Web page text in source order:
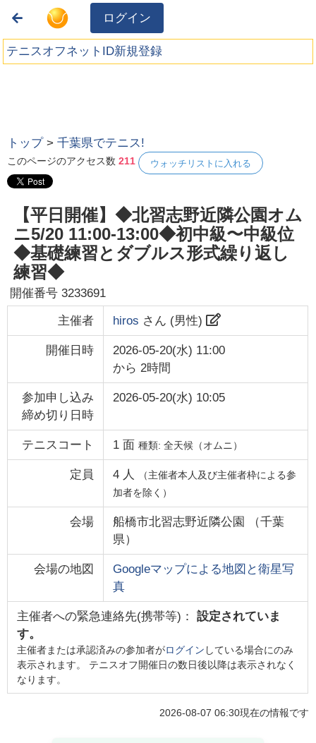
ログイン
テニスオフネットID新規登録
トップ >千葉県でテニス!
このページのアクセス数211 ウォッチリストに入れる
【平日開催】◆北習志野近隣公園オム
ニ5/20 11:00-13:00◆初中級〜中級位
◆基礎練習とダブルス形式繰り返し
練習◆
開催番号3233691
主催者 hiros さん (男性)
開催日時
2026-05-20(水) 11:00
から 2時間
参加申し込み
締め切り日時
2026-05-20(水) 10:05
テニスコート 1面 種類: 全天候（オムニ）
定員 4 人
（主催者本人及び主催者枠による参
加者を除く）
会場 船橋市北習志野近隣公園 （千葉
県）
会場の地図
Googleマップによる地図と衛星写
真
主催者への緊急連絡先(携帯等)： 設定されていま
す。
主催者または承認済みの参加者がログイン している場合にのみ
表示されます。 テニスオフ開催日の数日後以降は表示されなく
なります。
2026-08-07 06:30現在の情報です